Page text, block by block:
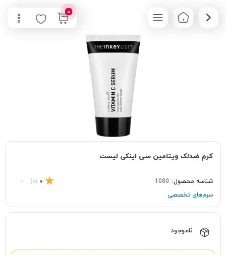
0
کرم ضدلک ویتامین سی اینکی لیست
شناسه محصول: 1080
0
(0)
سرم‌های تخصصی
ناموجود